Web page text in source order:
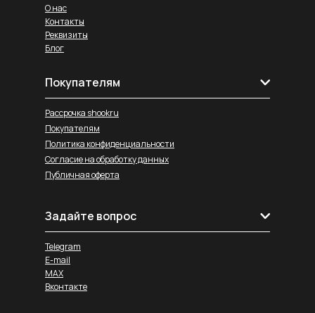
Реквизиты
Блог
О нас
Контакты
Покупателям
Рассрочка shookru
Покупателям
Политика конфиденциальности
Согласие на обработку данных
Публичная оферта
Задайте вопрос
Telegram
E-mail
MAX
Вконтакте